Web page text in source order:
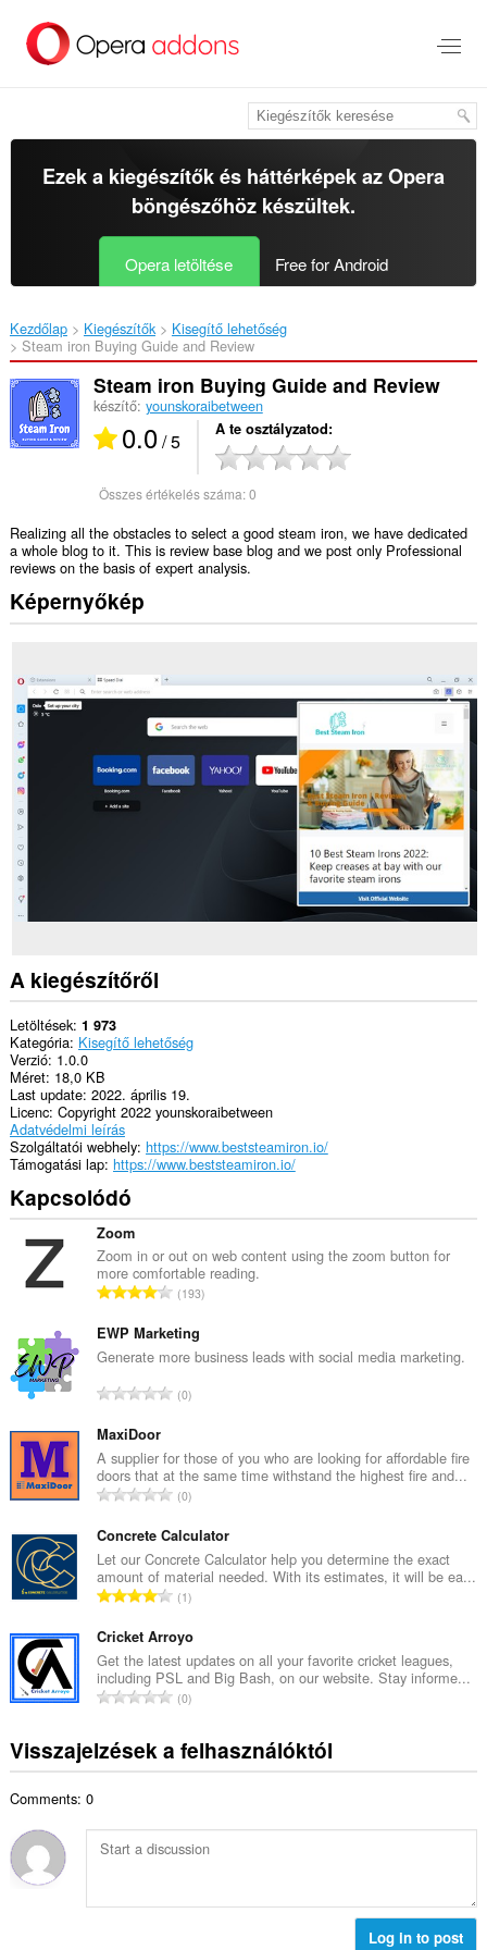
Ezek a kiegészítők és háttérképek azOpera
böngészőhözkészültek.
Opera letöltése Free for Android
Kezdőlap Kiegészítők
Kisegítő lehetőség
Steam iron Buying Guide and Review‎
Steam iron Buying Guide and Review
készítő: younskoraibetween
0.0/ 5 A te osztályzatod
Összes értékelés száma:0
Realizing all the obstacles to select a good steam iron, we have dedicated
a whole blog to it. This is review base blog and we post only Professional
reviews on the basis of expert analysis.
Képernyőkép
A kiegészítőről
Letöltések 1 973
Kategória Kisegítő lehetőség
Verzió 1.0.0
Méret 18,0 KB
Last update 2022. április 19.
Licenc Copyright 2022 younskoraibetween
Adatvédelmi leírás
Szolgáltatói webhely https://www.beststeamiron.io/
Támogatási lap https://www.beststeamiron.io/
Kapcsolódó
Zoom
Zoom in or out on web content using the zoom button for
more comfortable reading.
Ö
s
z
s
t
é
k
e
l
é
s
z
á
m
a
193
EWP Marketing
Generate more business leads with social media marketing.
Ö
z
e
s
r
t
é
k
e
l
é
s
z
á
:
0
MaxiDoor
A supplier for those of you who are looking for affordable fire
doors that at the same time withstand the highest fire and...
Ö
s
z
e
s
r
t
é
k
l
é
z
a
0
Concrete Calculator
Let our Concrete Calculator help you determine the exact
amount of material needed. With its estimates, it will be ea...
Ö
s
z
e
s
r
t
e
l
1
Cricket Arroyo
Get the latest updates on all your favorite cricket leagues,
including PSL and Big Bash, on our website. Stay informe...
Ö
z
é
r
k
0
Visszajelzések a felhasználóktól
Comments: 0
Log in to post